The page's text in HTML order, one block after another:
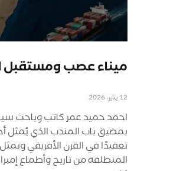
ميناء عصب ومستقبل
12 يناير، 2026
احمد حميد عمر كاتب وباحث
بمضيق باب المندب الذي يُمثل
تعقيدًا في القرن الأفريقي
المنطلقة من تاريخ وأطماع